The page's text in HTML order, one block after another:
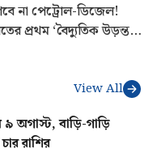
না পেট্রোল-ডিজেল!
প্রথম ‘বৈদ্যুতিক উড়ন্ত
View All
অগাস্ট, বাড়ি-গাড়ি
রাশির